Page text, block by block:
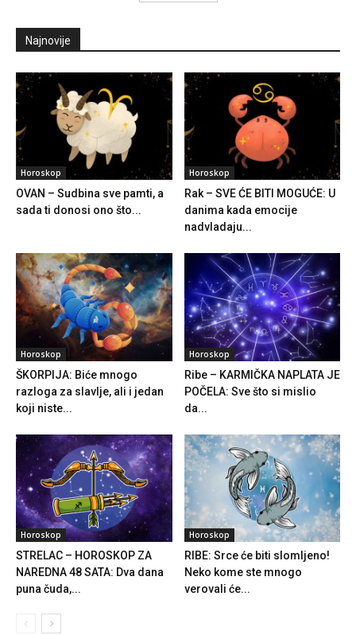
Najnovije
Horoskop
OVAN – Sudbina sve pamti, a
sada ti donosi ono što...
Horoskop
Rak – SVE ĆE BITI MOGUĆE: U
danima kada emocije
nadvladaju...
Horoskop
ŠKORPIJA: Biće mnogo
razloga za slavlje, ali i jedan
koji niste...
Horoskop
Ribe – KARMIČKA NAPLATA JE
POČELA: Sve što si mislio
da...
Horoskop
STRELAC – HOROSKOP ZA
NAREDNA 48 SATA: Dva dana
puna čuda,...
Horoskop
RIBE: Srce će biti slomljeno!
Neko kome ste mnogo
verovali će...